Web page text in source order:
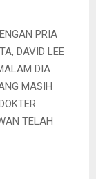
PRIA
DAVID LEE
DIA
MASIH
TELAH